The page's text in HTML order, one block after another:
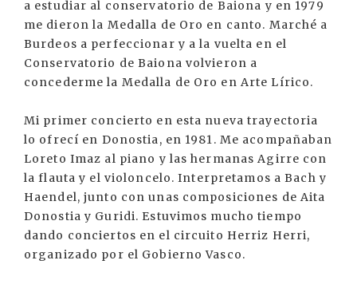
a estudiar al conservatorio de Baiona y en 1979
me dieron la Medalla de Oro en canto. Marché a
Burdeos a perfeccionar y a la vuelta en el
Conservatorio de Baiona volvieron a
concederme la Medalla de Oro en Arte Lírico.
Mi primer concierto en esta nueva trayectoria
lo ofrecí en Donostia, en 1981. Me acompañaban
Loreto Imaz al piano y las hermanas Agirre con
la flauta y el violoncelo. Interpretamos a Bach y
Haendel, junto con unas composiciones de Aita
Donostia y Guridi. Estuvimos mucho tiempo
dando conciertos en el circuito Herriz Herri,
organizado por el Gobierno Vasco.